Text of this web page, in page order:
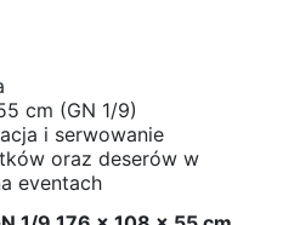
cm (GN 1/9)
i serwowanie
oraz deserów w
eventach